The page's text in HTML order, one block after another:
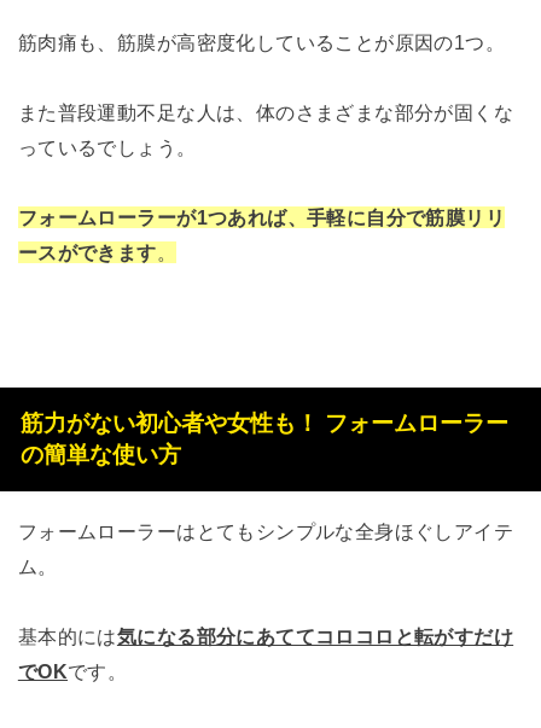
筋肉痛も、筋膜が高密度化していることが原因の1つ。
また普段運動不足な人は、体のさまざまな部分が固くな
っているでしょう。
フォームローラーが1つあれば、手軽に自分で筋膜リリ
ースができます。
筋力がない初心者や女性も！ フォームローラー
の簡単な使い方
フォームローラーはとてもシンプルな全身ほぐしアイテ
ム。
基本的には気になる部分にあててコロコロと転がすだけ
でOKです。